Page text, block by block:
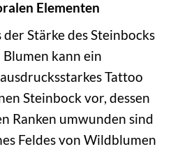
Elementen
Stärke des Steinbocks
kann ein
Tattoo
Steinbock vor, dessen
Ranken umwunden sind
Feldes von Wildblumen